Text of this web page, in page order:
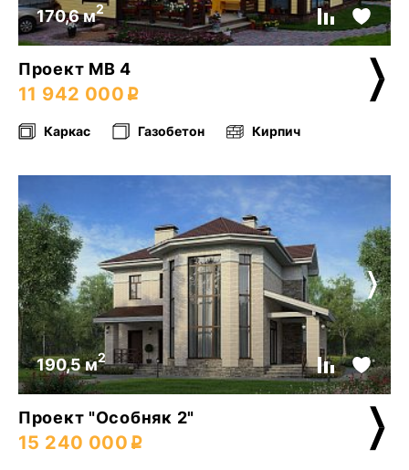
170,6 м2
Проект МВ 4
11 942 000
Каркас Газобетон Кирпич
190,5 м2
Проект "Особняк 2"
15 240 000